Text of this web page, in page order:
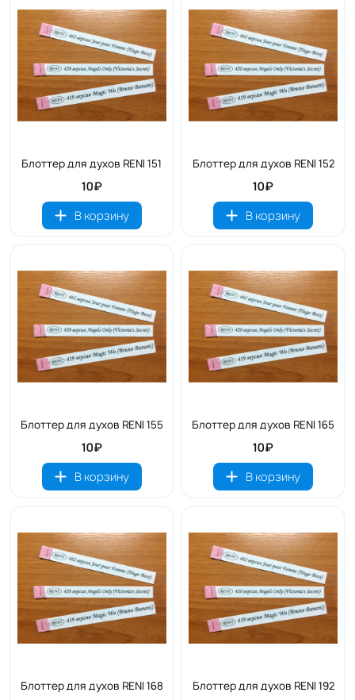
Блоттер для духов RENI 151
10₽
В корзину
Блоттер для духов RENI 152
10₽
В корзину
Блоттер для духов RENI 155
10₽
В корзину
Блоттер для духов RENI 165
10₽
В корзину
Блоттер для духов RENI 168 Блоттер для духов RENI 192